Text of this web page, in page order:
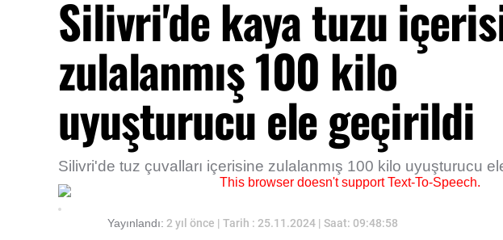
Silivri'de kaya tuzu
zulalanmış 100 kilo
uyuşturucu ele geçirildi
Silivri'de tuz çuvalları içerisine zulalanmış 100 kilo uyuşturucu
This browser doesn't support Text-To-Speech.
Yayınlandı: 2 yıl önce | Tarih : 25.11.2024 | Saat: 09:48:58